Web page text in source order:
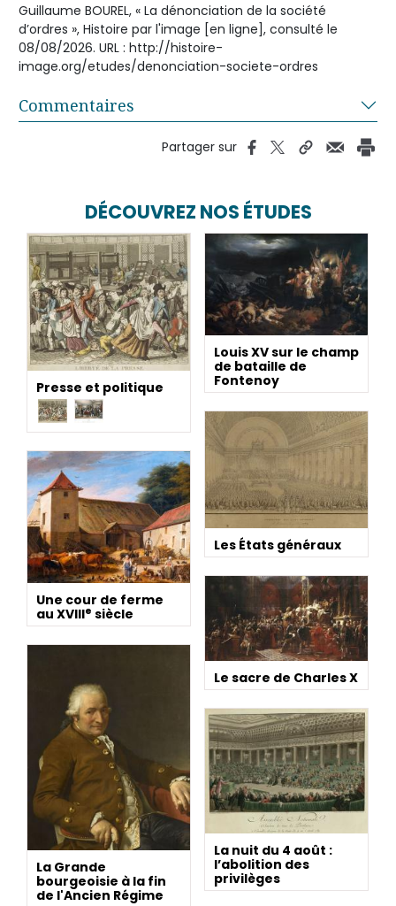
Guillaume BOUREL, « La dénonciation de la société
d’ordres », Histoire par l'image [en ligne], consulté le
08/08/2026. URL : http://histoire-
image.org/etudes/denonciation-societe-ordres
Commentaires
Partager sur
DÉCOUVREZ NOS ÉTUDES
Presse et politique
Louis XV sur le champ
de bataille de
Fontenoy
Les États généraux
Une cour de ferme
au XVIIIe siècle
Le sacre de Charles X
La Grande
bourgeoisie à la fin
de l'Ancien Régime
La nuit du 4 août :
l’abolition des
privilèges